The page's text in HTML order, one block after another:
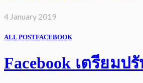
4 January 2019
ALL POSTFACEBOOK
Facebook เตรียมป